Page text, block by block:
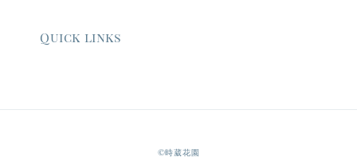
Quick links
©時葳花園